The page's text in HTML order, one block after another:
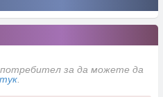
за да можете да
тук